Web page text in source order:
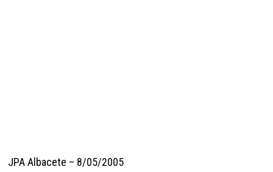
JPA Albacete – 8/05/2005